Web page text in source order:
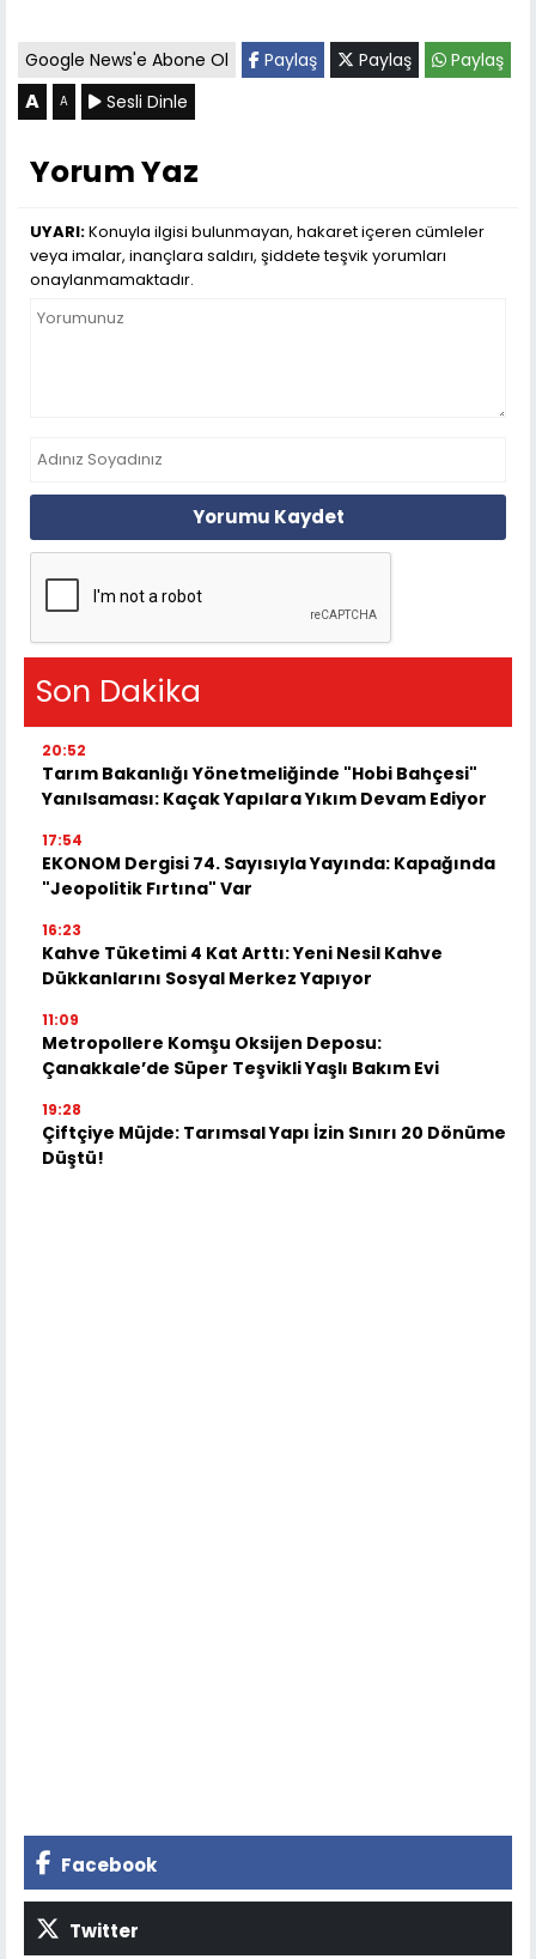
Google News'e Abone Ol Paylaş Paylaş Paylaş
A A Sesli Dinle
Yorum Yaz
UYARI:Konuyla ilgisi bulunmayan, hakaret içeren cümleler
veya imalar, inançlara saldırı, şiddete teşvik yorumları
onaylanmamaktadır.
Yorumu Kaydet
Son Dakika
20:52
Tarım Bakanlığı Yönetmeliğinde "Hobi Bahçesi"
Yanılsaması: Kaçak Yapılara Yıkım Devam Ediyor
17:54
EKONOM Dergisi 74. Sayısıyla Yayında: Kapağında
"Jeopolitik Fırtına" Var
16:23
Kahve Tüketimi 4 Kat Arttı: Yeni Nesil Kahve
Dükkanlarını Sosyal Merkez Yapıyor
11:09
Metropollere Komşu Oksijen Deposu:
Çanakkale’de Süper Teşvikli Yaşlı Bakım Evi
19:28
Çiftçiye Müjde: Tarımsal Yapı İzin Sınırı 20 Dönüme
Düştü!
Facebook
Twitter